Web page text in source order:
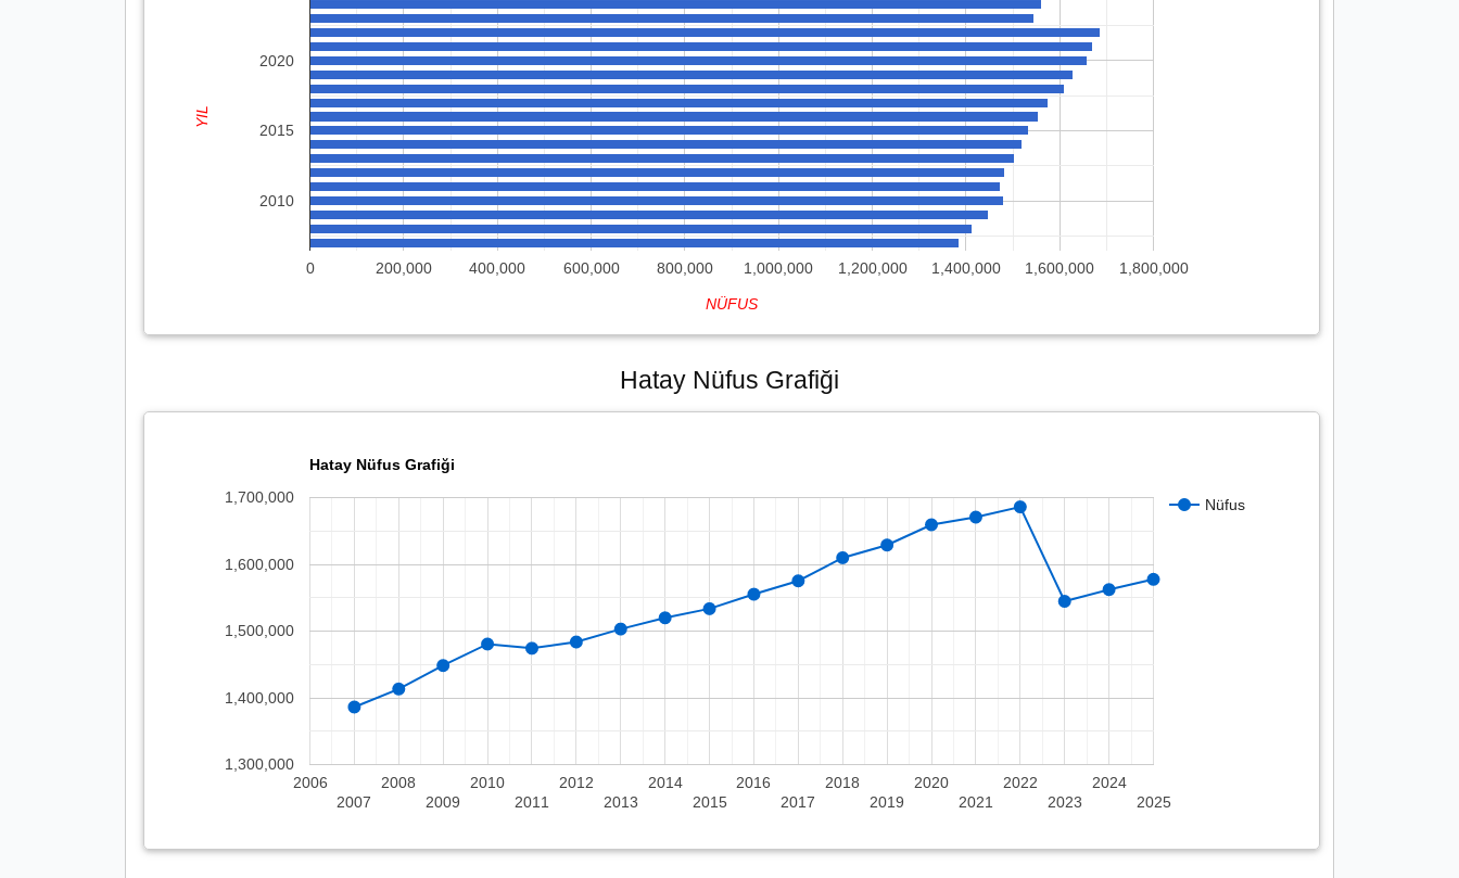
0 200,000 400,000 600,000 800,000 1,000,000 1,200,000 1,400,000 1,600,000 1,800,000
2010
2015
2020
NÜFUS
YIL
Hatay Nüfus Grafiği
Hatay Nüfus Grafiği
Nüfus
2006
2007
2008
2009
2010
2011
2012
2013
2014
2015
2016
2017
2018
2019
2020
2021
2022
2023
2024
2025
1,300,000
1,400,000
1,500,000
1,600,000
1,700,000